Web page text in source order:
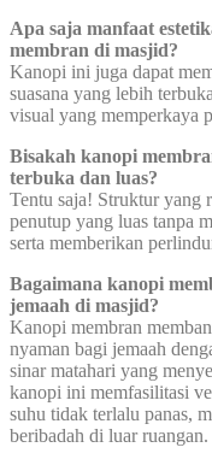
Apa saja manfaat
membran di masjid?
Kanopi ini juga dapat
suasana yang lebih
visual yang memperkaya
Bisakah kanopi
terbuka dan luas?
Tentu saja! Struktur yang
penutup yang luas tanpa
serta memberikan
Bagaimana kanopi
jemaah di masjid?
Kanopi membran
nyaman bagi jemaah
sinar matahari yang
kanopi ini memfasilitasi
suhu tidak terlalu panas,
beribadah di luar ruangan.